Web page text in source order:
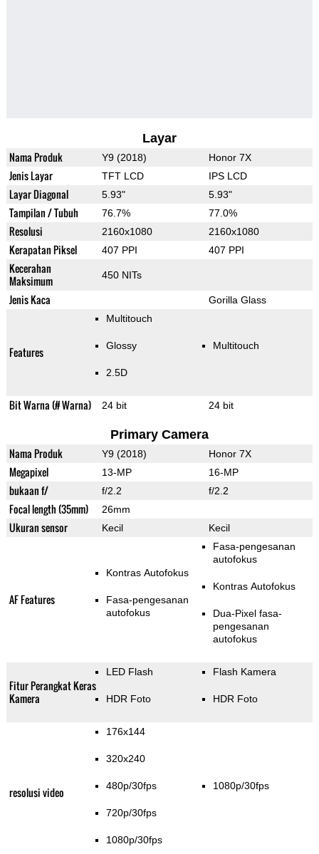
Layar
Nama Produk Y9 (2018) Honor 7X
Jenis Layar TFT LCD IPS LCD
Layar Diagonal 5.93" 5.93"
Tampilan / Tubuh 76.7% 77.0%
Resolusi 2160x1080 2160x1080
Kerapatan Piksel 407 PPI 407 PPI
Kecerahan
Maksimum
450 NITs
Jenis Kaca Gorilla Glass
Features
Multitouch
Glossy
2.5D
Multitouch
Bit Warna (# Warna) 24 bit 24 bit
Primary Camera
Nama Produk Y9 (2018) Honor 7X
Megapixel 13-MP 16-MP
bukaan f/ f/2.2 f/2.2
Focal length (35mm) 26mm
Ukuran sensor Kecil Kecil
AF Features
Kontras Autofokus
Fasa-pengesanan
autofokus
Fasa-pengesanan
autofokus
Kontras Autofokus
Dua-Pixel fasa-
pengesanan
autofokus
Fitur Perangkat Keras
Kamera
LED Flash
HDR Foto
Flash Kamera
HDR Foto
resolusi video
176x144
320x240
480p/30fps
720p/30fps
1080p/30fps
1080p/30fps